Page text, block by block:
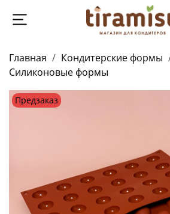
Главная
Кондитерские формы
Силиконовые формы
Предзаказ